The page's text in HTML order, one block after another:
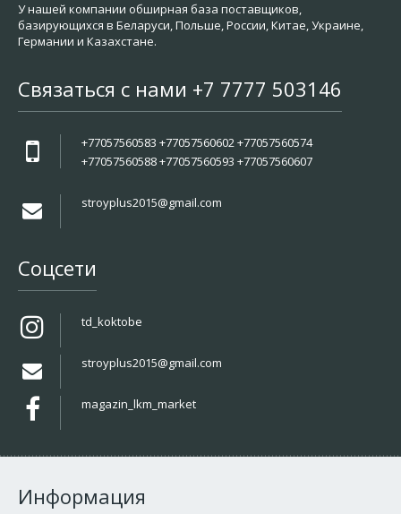
У нашей компании обширная база поставщиков,
базирующихся в Беларуси, Польше, России, Китае, Украине,
Германии и Казахстане.
Связаться с нами +7 7777 503146
+77057560583 +77057560602 +77057560574
+77057560588 +77057560593 +77057560607
stroyplus2015@gmail.com
Соцсети
td_koktobe
stroyplus2015@gmail.com
magazin_lkm_market
Информация